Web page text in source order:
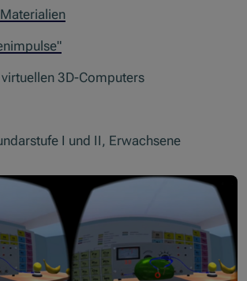
3D-Computers
I und II, Erwachsene